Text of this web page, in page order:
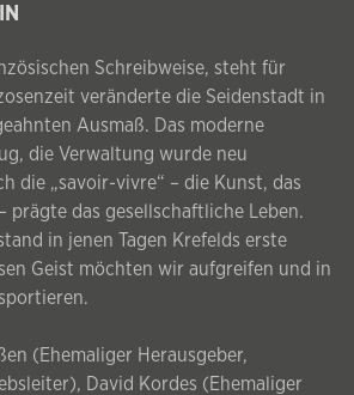
Schreibweise, steht für
veränderte die Seidenstadt in
Ausmaß. Das moderne
die Verwaltung wurde neu
die „savoir-vivre“ – die Kunst, das
prägte das gesellschaftliche Leben.
in jenen Tagen Krefelds erste
Geist möchten wir aufgreifen und in
(Ehemaliger Herausgeber,
David Kordes (Ehemaliger